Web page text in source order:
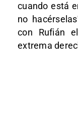
cuando está
no
con Rufián
extrema